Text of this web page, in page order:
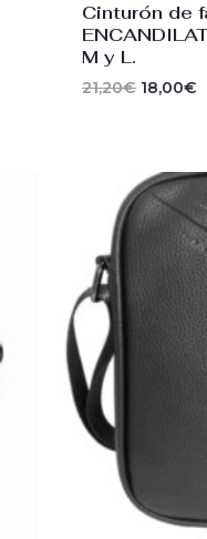
Cinturón de
M y L.
21,20€ 18,00€
El
precio
original
53,00€.